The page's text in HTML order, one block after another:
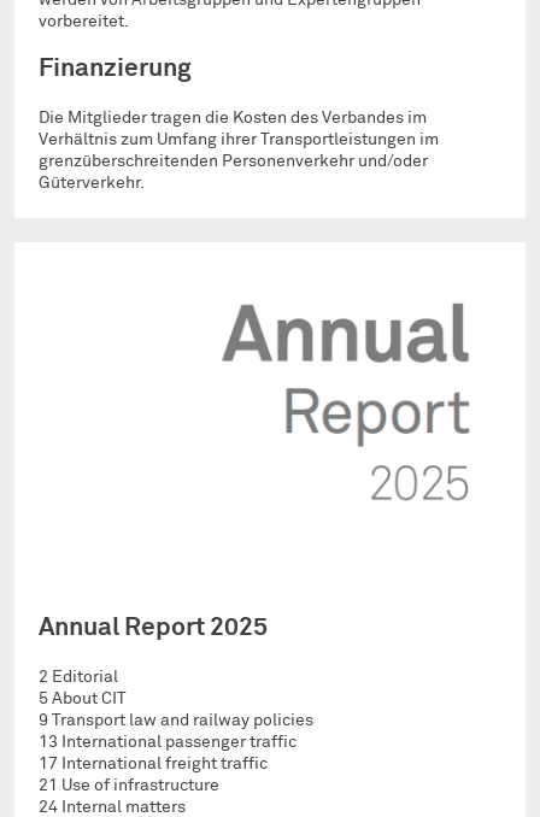
vorbereitet.
Finanzierung
Die Mitglieder tragen die Kosten des Verbandes im
Verhältnis zum Umfang ihrer Transportleistungen im
grenzüberschreitenden Personenverkehr und/oder
Güterverkehr.
Annual Report 2025
2 Editorial
5 About CIT
9 Transport law and railway policies
13 International passenger traffic
17 International freight traffic
21 Use of infrastructure
24 Internal matters